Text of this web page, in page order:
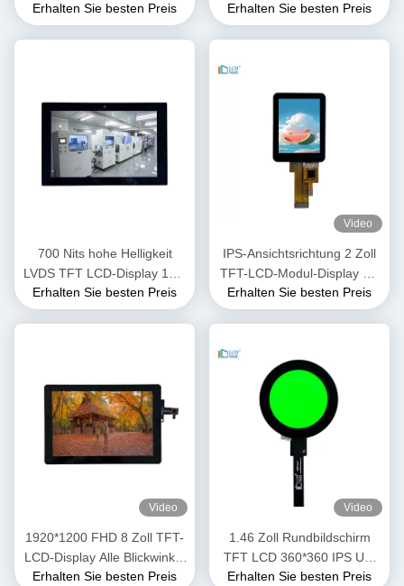
MIPI-Schnittstelle
Erhalten Sie besten Preis
RGB FPC-Schnittstelle
Erhalten Sie besten Preis
700 Nits hohe Helligkeit
LVDS TFT LCD-Display 10,1
Zoll OEM ODM 1920x1200
Erhalten Sie besten Preis
Video
IPS-Ansichtsrichtung 2 Zoll
TFT-LCD-Modul-Display mit
SPI3/4-Linienschnittstelle
Erhalten Sie besten Preis
Video
1920*1200 FHD 8 Zoll TFT-
LCD-Display Alle Blickwinkel
1000 Nits Hohe Helligkeit
Erhalten Sie besten Preis
Video
1.46 Zoll Rundbildschirm
TFT LCD 360*360 IPS Uhr
LCD-Display Modul
Erhalten Sie besten Preis